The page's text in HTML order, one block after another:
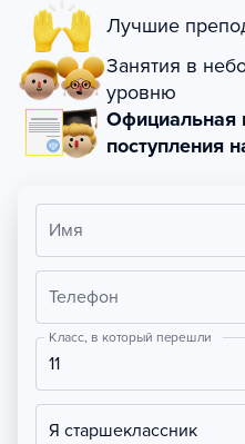
Лучшие
Занятия в
уровню
Официальная
поступления
Имя
Телефон
Класс, в который перешли
11
Я старшеклассник